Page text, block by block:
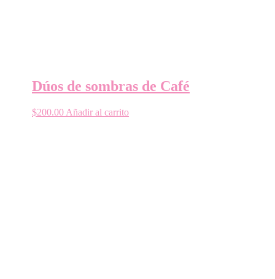
Dúos de sombras de Café
$200.00 Añadir al carrito